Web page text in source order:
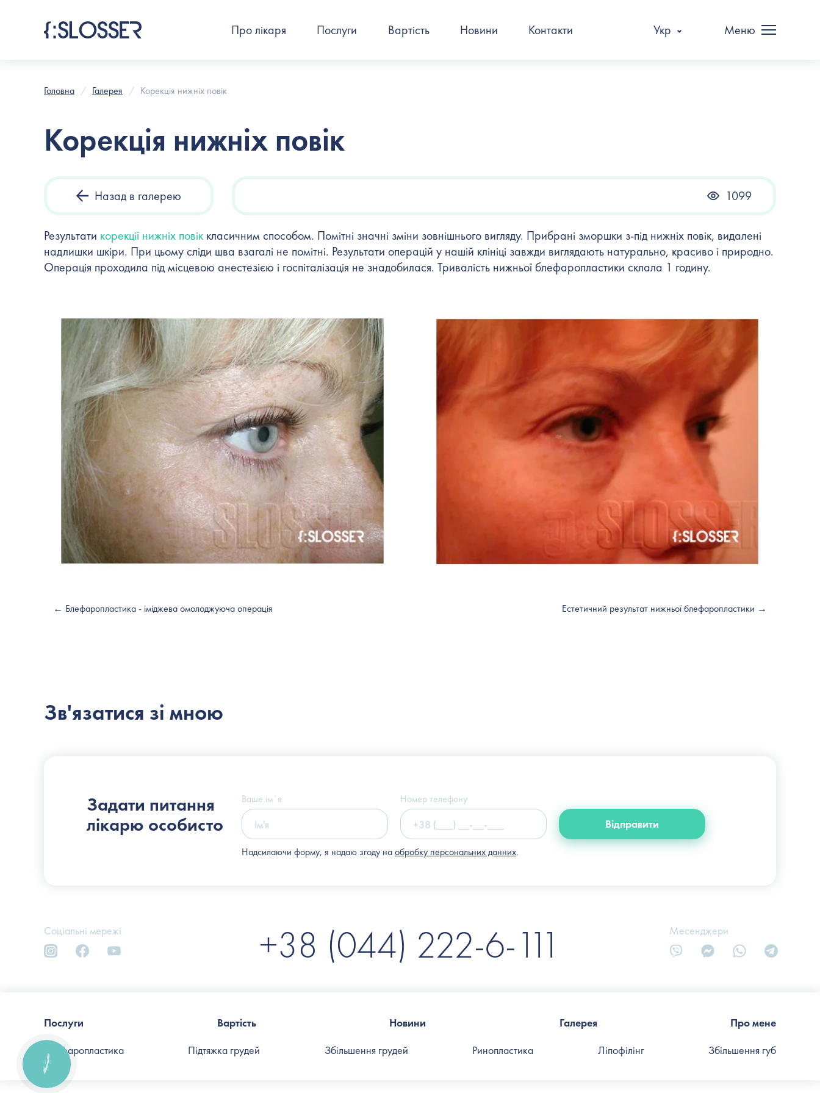
Про лікаря Послуги Вартість Новини Контакти Укр Меню
Головна Галерея Корекція нижніх повік
Корекція нижніх повік
Назад в галерею 1099
Результати корекції нижніх повік класичним способом. Помітні значні зміни зовнішнього вигляду. Прибрані зморшки з-під нижніх повік, видалені
надлишки шкіри. При цьому сліди шва взагалі не помітні. Результати операцій у нашій клініці завжди виглядають натурально, красиво і природно.
Операція проходила під місцевою анестезією і госпіталізація не знадобилася. Тривалість нижньої блефаропластики склала 1 годину.
← Блефаропластика - іміджева омолоджуюча операція Естетичний результат нижньої блефаропластики →
Зв'язатися зі мною
info@slosser.com.ua
Задати питання
лікарю особисто
Ваше імʼя Номер телефону
Відправити
Надсилаючи форму, я надаю згоду наобробку персональних данних.
Соціальні мережі +38 (044) 222-6-111 Месенджери
Послуги Вартість Новини Галерея
Про мене
Блефаропластика
Підтяжка грудей Збільшення грудей Ринопластика Ліпофілінг Збільшення губ
КНОПКА
СВЯЗИ